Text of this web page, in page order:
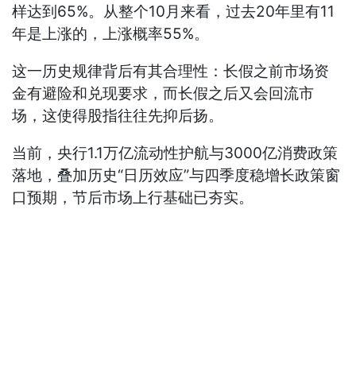
样达到65%。从整个10月来看，过去20年里有11
年是上涨的，上涨概率55%。
这一历史规律背后有其合理性：长假之前市场资
金有避险和兑现要求，而长假之后又会回流市
场，这使得股指往往先抑后扬。
当前，央行1.1万亿流动性护航与3000亿消费政策
落地，叠加历史“日历效应”与四季度稳增长政策窗
口预期，节后市场上行基础已夯实。